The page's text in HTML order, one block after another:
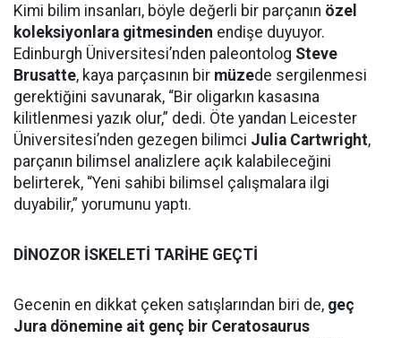
Kimi bilim insanları, böyle değerli bir parçanın özel
koleksiyonlara gitmesinden endişe duyuyor.
Edinburgh Üniversitesi’nden paleontolog Steve
Brusatte, kaya parçasının bir müzede sergilenmesi
gerektiğini savunarak, “Bir oligarkın kasasına
kilitlenmesi yazık olur,” dedi. Öte yandan Leicester
Üniversitesi’nden gezegen bilimci Julia Cartwright,
parçanın bilimsel analizlere açık kalabileceğini
belirterek, “Yeni sahibi bilimsel çalışmalara ilgi
duyabilir,” yorumunu yaptı.
DİNOZOR İSKELETİ TARİHE GEÇTİ
Gecenin en dikkat çeken satışlarından biri de, geç
Jura dönemine ait genç bir Ceratosaurus